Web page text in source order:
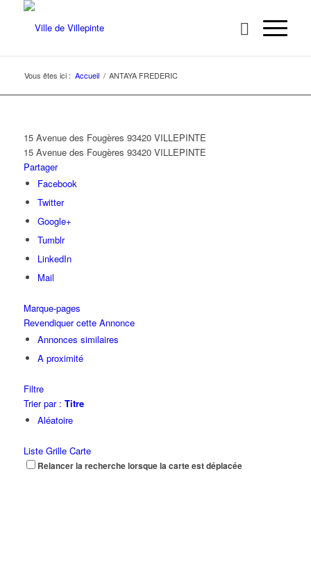
Vous êtes ici : Accueil / ANTAYA FREDERIC
15 Avenue des Fougères 93420 VILLEPINTE
15 Avenue des Fougères 93420 VILLEPINTE
Partager
Facebook
Twitter
Google+
Tumblr
LinkedIn
Mail
Marque-pages
Revendiquer cette Annonce
Annonces similaires
A proximité
Filtre
Trier par : Titre
Aléatoire
Liste Grille Carte
Relancer la recherche lorsque la carte est déplacée